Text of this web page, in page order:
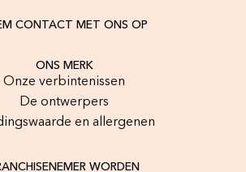
CONTACT MET ONS OP
ONS MERK
Onze verbintenissen
De ontwerpers
en allergenen
WORDEN